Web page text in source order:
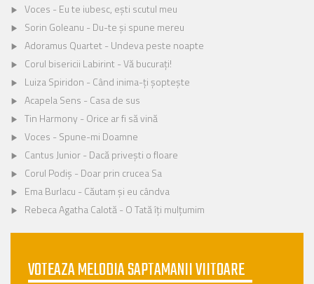
Voces - Eu te iubesc, ești scutul meu
Sorin Goleanu - Du-te și spune mereu
Adoramus Quartet - Undeva peste noapte
Corul bisericii Labirint - Vă bucurați!
Luiza Spiridon - Când inima-ți șoptește
Acapela Sens - Casa de sus
Tin Harmony - Orice ar fi să vină
Voces - Spune-mi Doamne
Cantus Junior - Dacă privești o floare
Corul Podiș - Doar prin crucea Sa
Ema Burlacu - Căutam și eu cândva
Rebeca Agatha Calotă - O Tată îți mulțumim
VOTEAZA MELODIA SAPTAMANII VIITOARE